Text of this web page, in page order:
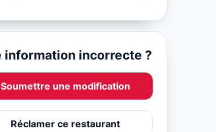
information incorrecte ?
Soumettre une modification
Réclamer ce restaurant